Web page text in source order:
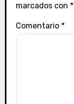
marcados con *
Comentario *